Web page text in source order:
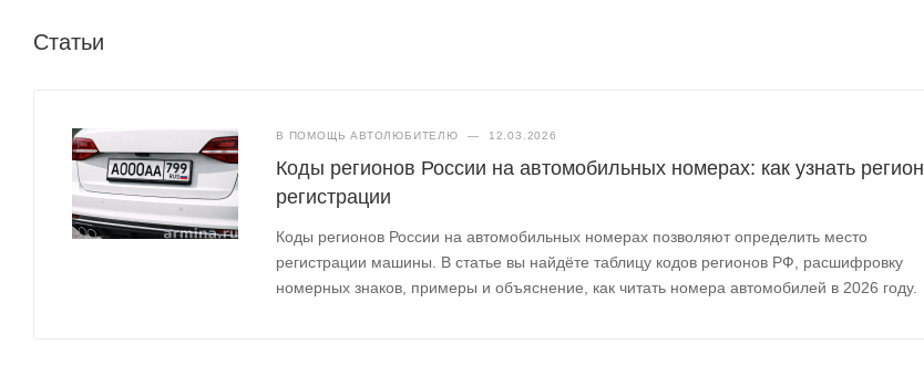
Статьи
В ПОМОЩЬ АВТОЛЮБИТЕЛЮ — 12.03.2026
Коды регионов России на автомобильных номерах: как узнать регион
регистрации
Коды регионов России на автомобильных номерах позволяют определить место
регистрации машины. В статье вы найдёте таблицу кодов регионов РФ, расшифровку
номерных знаков, примеры и объяснение, как читать номера автомобилей в 2026 году.